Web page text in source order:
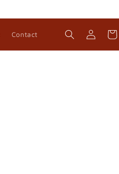
Contact ConnexionPanier